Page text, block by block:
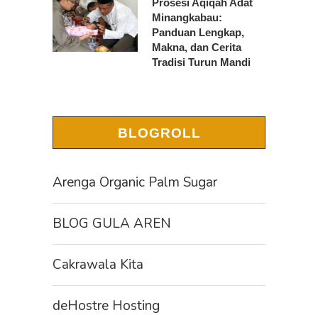
Prosesi Aqiqah Adat
Minangkabau:
Panduan Lengkap,
Makna, dan Cerita
Tradisi Turun Mandi
BLOGROLL
Arenga Organic Palm Sugar
BLOG GULA AREN
Cakrawala Kita
deHostre Hosting